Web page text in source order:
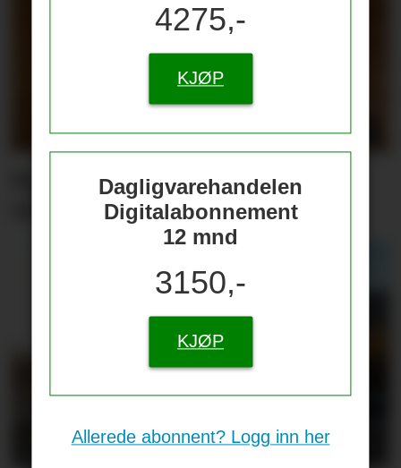
4275,-
KJØP
Dagligvarehandelen
Digitalabonnement
12 mnd
3150,-
KJØP
Allerede abonnent? Logg inn her
Nyhetsbrevet tar
sommerferie